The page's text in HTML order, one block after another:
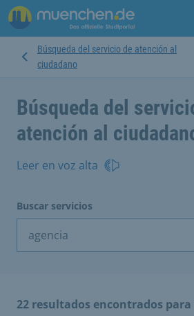
Búsqueda del servicio de atención al
ciudadano
Búsqueda del
atención al
Leer en voz alta
Buscar servicios
22 resultados encontrados